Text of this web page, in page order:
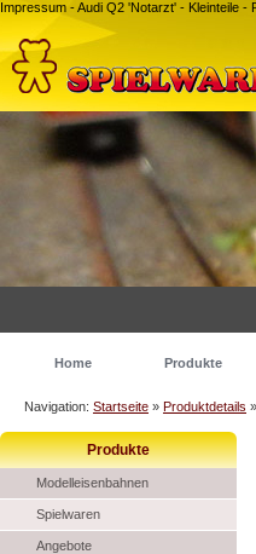
Impressum - Audi Q2 'Notarzt' - Kleinteile -
Home Produkte
Navigation: Startseite » Produktdetails »
Produkte
Modelleisenbahnen
Spielwaren
Angebote